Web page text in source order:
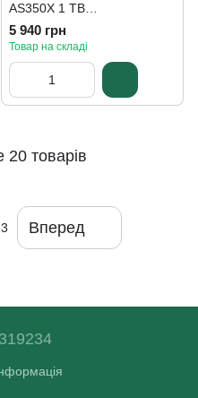
AS350X 1 TB
(AP1TBAS350XR-1)
5 940 грн
Товар на складі
товарів
Вперед